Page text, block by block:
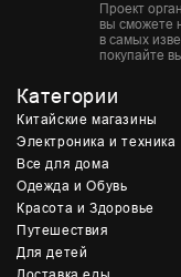
Проект
вы сможете
в самых
покупайте
Категории
Китайские магазины
Электроника и техника
Все для дома
Одежда и Обувь
Красота и Здоровье
Путешествия
Для детей